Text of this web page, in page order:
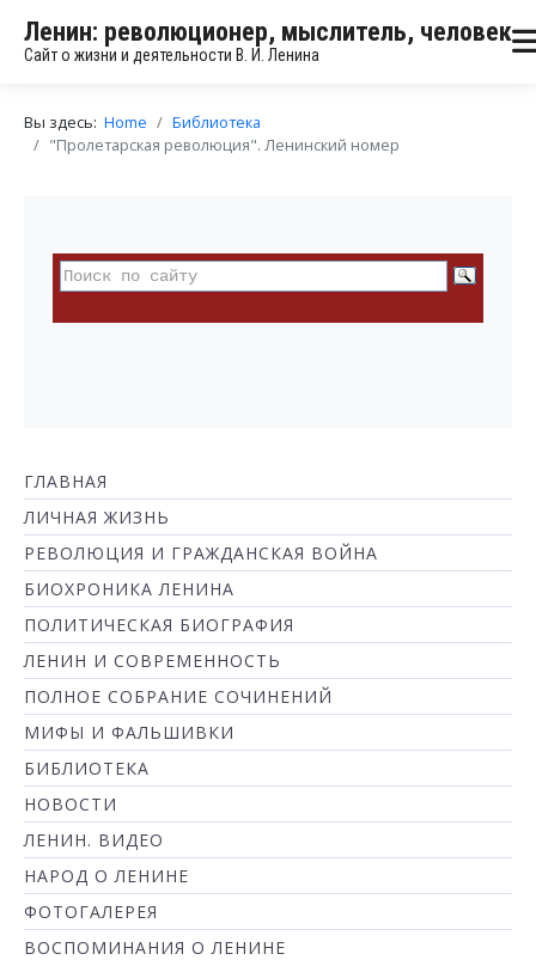
Ленин: революционер, мыслитель, человек
Сайт о жизни и деятельности В. И. Ленина
Вы здесь: Home
Библиотека
"Пролетарская революция". Ленинский номер
ГЛАВНАЯ
ЛИЧНАЯ ЖИЗНЬ
РЕВОЛЮЦИЯ И ГРАЖДАНСКАЯ ВОЙНА
БИОХРОНИКА ЛЕНИНА
ПОЛИТИЧЕСКАЯ БИОГРАФИЯ
ЛЕНИН И СОВРЕМЕННОСТЬ
ПОЛНОЕ СОБРАНИЕ СОЧИНЕНИЙ
МИФЫ И ФАЛЬШИВКИ
БИБЛИОТЕКА
НОВОСТИ
ЛЕНИН. ВИДЕО
НАРОД О ЛЕНИНЕ
ФОТОГАЛЕРЕЯ
ВОСПОМИНАНИЯ О ЛЕНИНЕ